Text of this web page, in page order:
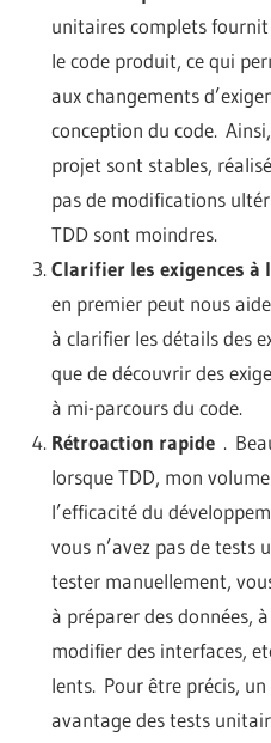
unitaires complets
le code produit, ce qui
aux changements
conception du code.
projet sont stables,
pas de modifications
TDD sont moindres.
Clarifier les exigences à
en premier peut nous
à clarifier les détails des
que de découvrir des
à mi-parcours du code.
Rétroaction rapide.
lorsque TDD, mon
l’efficacité du
vous n’avez pas de tests
tester manuellement,
à préparer des données,
modifier des interfaces,
lents. Pour être précis,
avantage des tests